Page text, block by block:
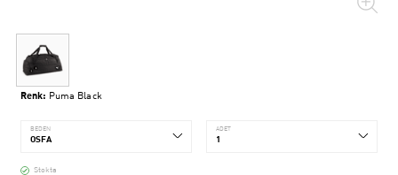
Renk: Puma Black
BEDEN ADET
Stokta